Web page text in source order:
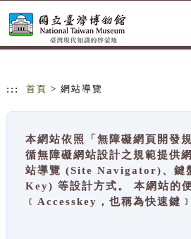
::: 首頁 > 網站導覽
本網站依照「無障礙網頁開發
循無障礙網站設計之規範提供
站導覽 (Site Navigator)、鍵
Key) 等設計方式。 本網站的
﹝Accesskey，也稱為快速鍵